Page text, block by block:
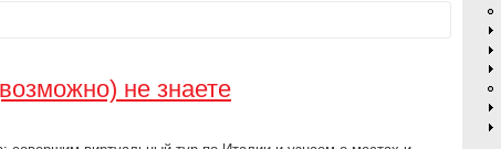
не знаете